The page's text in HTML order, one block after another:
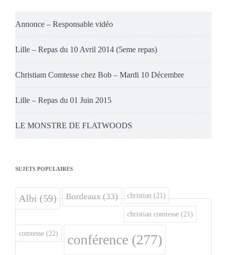
Annonce – Responsable vidéo
Lille – Repas du 10 Avril 2014 (5eme repas)
Christiam Comtesse chez Bob – Mardi 10 Décembre
Lille – Repas du 01 Juin 2015
LE MONSTRE DE FLATWOODS
SUJETS POPULAIRES
Albi(59) Bordeaux(33) christian (21)
christian comtesse (21)
comtesse (22) conférence (277)